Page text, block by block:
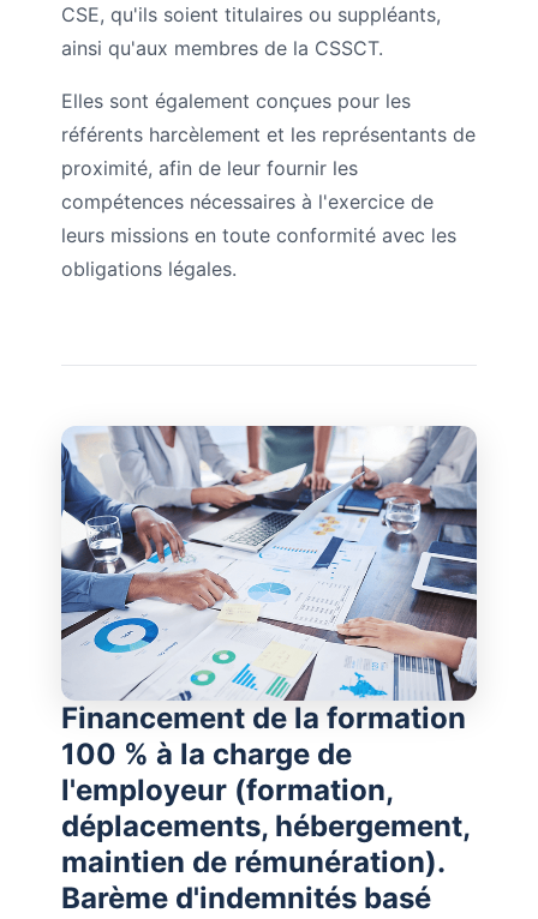
CSE, qu'ils soient titulaires ou suppléants,
ainsi qu'aux membres de la CSSCT.
Elles sont également conçues pour les
référents harcèlement et les représentants de
proximité, afin de leur fournir les
compétences nécessaires à l'exercice de
leurs missions en toute conformité avec les
obligations légales.
Financement de la formation
100 % à la charge de
l'employeur (formation,
déplacements, hébergement,
maintien de rémunération).
Barème d'indemnités basé